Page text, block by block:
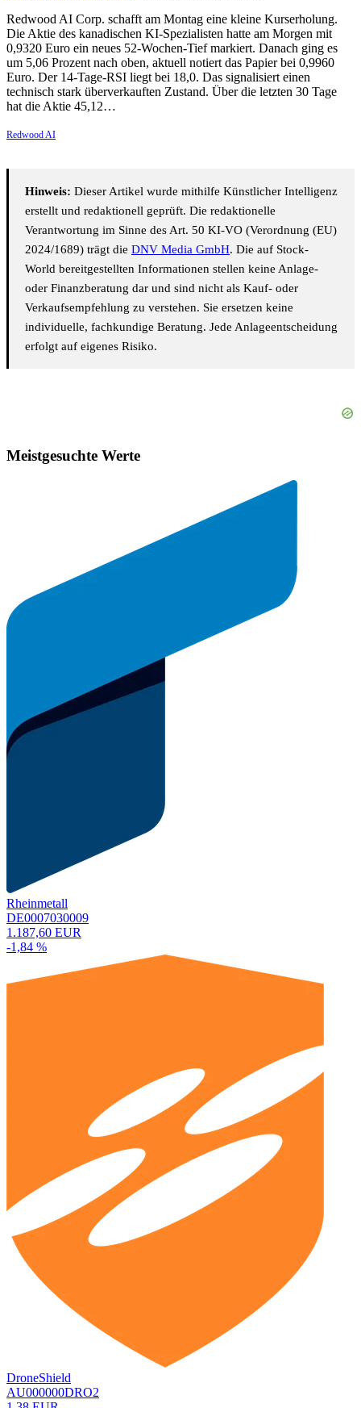
Redwood AI Corp. schafft am Montag eine kleine Kurserholung.
Die Aktie des kanadischen KI-Spezialisten hatte am Morgen mit
0,9320 Euro ein neues 52-Wochen-Tief markiert. Danach ging es
um 5,06 Prozent nach oben, aktuell notiert das Papier bei 0,9960
Euro. Der 14-Tage-RSI liegt bei 18,0. Das signalisiert einen
technisch stark überverkauften Zustand. Über die letzten 30 Tage
hat die Aktie 45,12…
Redwood AI
Hinweis: Dieser Artikel wurde mithilfe Künstlicher Intelligenz
erstellt und redaktionell geprüft. Die redaktionelle
Verantwortung im Sinne des Art. 50 KI-VO (Verordnung (EU)
2024/1689) trägt die DNV Media GmbH. Die auf Stock-
World bereitgestellten Informationen stellen keine Anlage-
oder Finanzberatung dar und sind nicht als Kauf- oder
Verkaufsempfehlung zu verstehen. Sie ersetzen keine
individuelle, fachkundige Beratung. Jede Anlageentscheidung
erfolgt auf eigenes Risiko.
Meistgesuchte Werte
Rheinmetall
DE0007030009
1.187,60 EUR
-1,84 %
DroneShield
AU000000DRO2